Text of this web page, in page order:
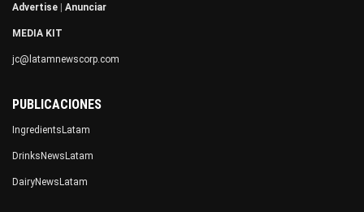
Advertise Anunciar
MEDIA KIT
jc@latamnewscorp.com
PUBLICACIONES
IngredientsLatam
DrinksNewsLatam
DairyNewsLatam